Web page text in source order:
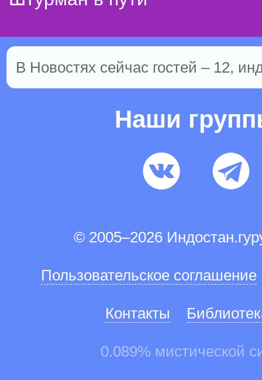
В Новостях сейчас гостей – 12,
Наши
© 2005–2026
Пользовательское соглашение
Контакты
0.089% мистической